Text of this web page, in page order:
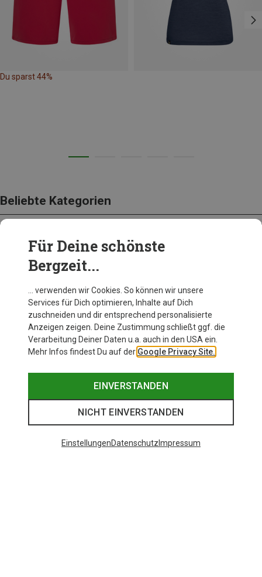
Du sparst 44%
Beliebte Kategorien
BEKLEIDUNG
Für Deine schönste
Bergzeit...
… verwenden wir Cookies. So können wir unsere
Services für Dich optimieren, Inhalte auf Dich
zuschneiden und dir entsprechend personalisierte
Anzeigen zeigen. Deine Zustimmung schließt ggf. die
Verarbeitung Deiner Daten u.a. auch in den USA ein.
Mehr Infos findest Du auf der Google Privacy Site.
EINVERSTANDEN
NICHT EINVERSTANDEN
EinstellungenDatenschutz Impressum